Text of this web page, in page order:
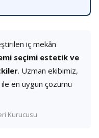
iç mekân
seçimi estetik ve
. Uzman ekibimiz,
en uygun çözümü
Kurucusu